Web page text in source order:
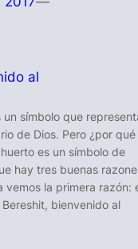
al
símbolo que
es un símbolo de
hay tres buenas
vemos la primera razón:
bienvenido al